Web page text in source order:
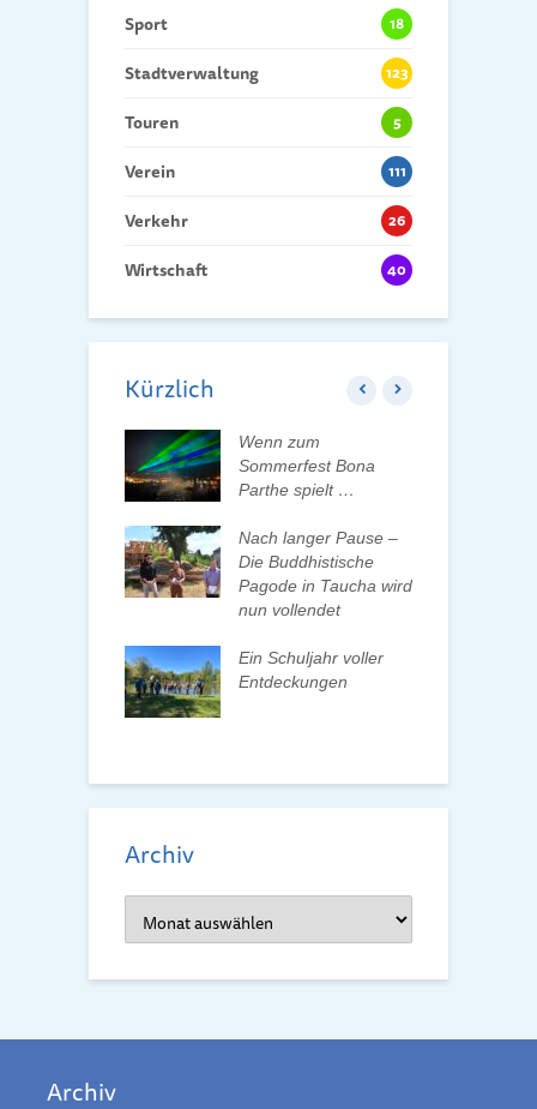
Sport 18
Stadtverwaltung 123
Touren 5
Verein 111
Verkehr 26
Wirtschaft 40
Kürzlich
Wenn zum
Sommerfest Bona
Parthe spielt …
Nach langer Pause –
Die Buddhistische
Pagode in Taucha wird
nun vollendet
Ein Schuljahr voller
Entdeckungen
Archiv
Archiv